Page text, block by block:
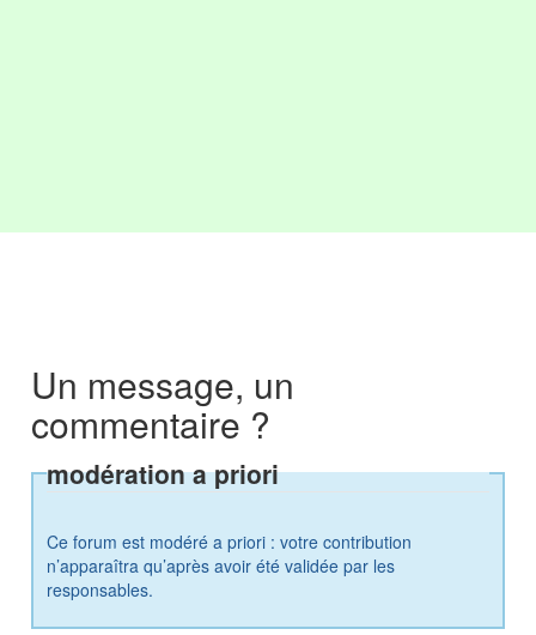
Un message, un
commentaire ?
modération a priori
Ce forum est modéré a priori : votre contribution
n’apparaîtra qu’après avoir été validée par les
responsables.